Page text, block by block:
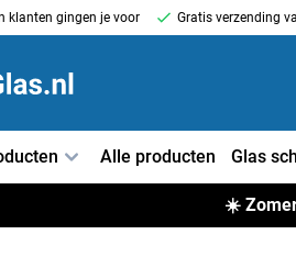
klanten gingen je voor Gratis verzending
Alle producten Glas
☀️